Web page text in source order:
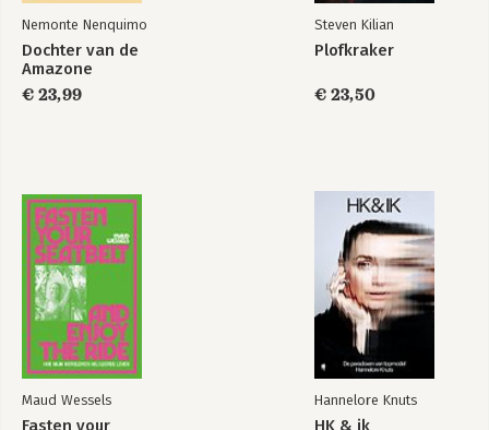
Nemonte Nenquimo
Dochter van de
Amazone
€ 23,99
Steven Kilian
Plofkraker
€ 23,50
Maud Wessels
Fasten your
Hannelore Knuts
HK & ik